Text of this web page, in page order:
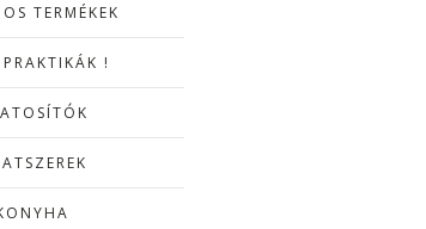
TERMÉKEK
!